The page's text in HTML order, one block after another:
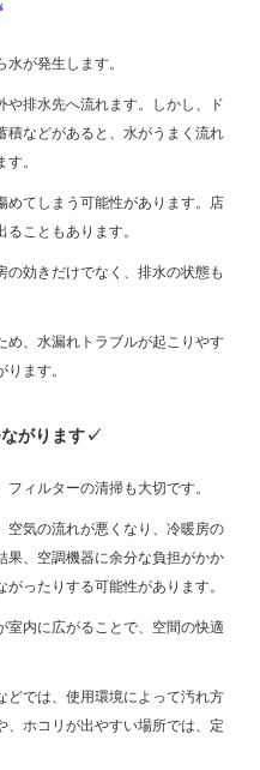
が発生します。
や排水先へ流れます。しかし、ド
積などがあると、水がうまく流れ
。
めてしまう可能性があります。店
こともあります。
の効きだけでなく、排水の状態も
め、水漏れトラブルが起こりやす
ます。
ながります✓
ィルターの清掃も大切です。
空気の流れが悪くなり、冷暖房の
果、空調機器に余分な負担がかか
ったりする可能性があります。
室内に広がることで、空間の快適
どでは、使用環境によって汚れ方
、ホコリが出やすい場所では、定